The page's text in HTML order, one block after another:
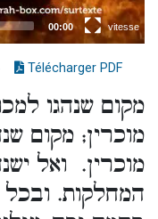
Télécharger PDF
מקום שנהגו
מוכרין; מקום
מוכרין. ואל
המחלקות. ובכל